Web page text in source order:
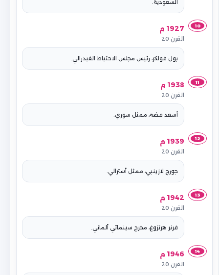
السعودية.
10 1927 م
القرن 20
بول فولكر، رئيس مجلس الاحتياط الفيدرالي.
11 1938 م
القرن 20
أسعد فضة، ممثل سوري.
12 1939 م
القرن 20
جورج لازينبي، ممثل أسترالي.
13 1942 م
القرن 20
فرنر هرتزوغ، مخرج سينمائي ألماني.
14 1946 م
القرن 20